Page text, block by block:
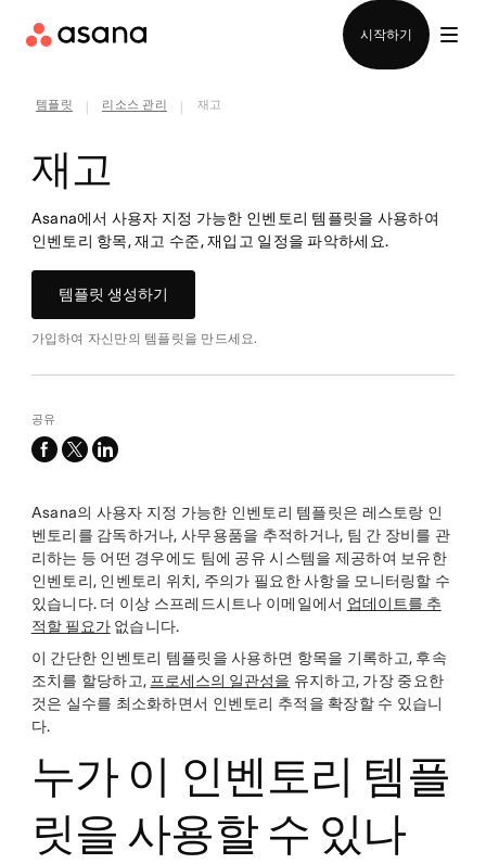
시작하기
템플릿 리소스 관리 재고
재고
Asana에서 사용자 지정 가능한 인벤토리 템플릿을 사용하여
인벤토리 항목, 재고 수준, 재입고 일정을 파악하세요.
템플릿 생성하기
가입하여 자신만의 템플릿을 만드세요.
공유
facebook
x-
linkedin
Asana의 사용자 지정 가능한 인벤토리 템플릿은 레스토랑 인
벤토리를 감독하거나, 사무용품을 추적하거나, 팀 간 장비를 관
리하는 등 어떤 경우에도 팀에 공유 시스템을 제공하여 보유한
인벤토리, 인벤토리 위치, 주의가 필요한 사항을 모니터링할 수
있습니다. 더 이상 스프레드시트나 이메일에서 업데이트를 추
적할 필요가없습니다.
이 간단한 인벤토리 템플릿을 사용하면 항목을 기록하고, 후속
조치를 할당하고, 프로세스의 일관성을 유지하고, 가장 중요한
것은 실수를 최소화하면서 인벤토리 추적을 확장할 수 있습니
다.
누가 이 인벤토리 템플
릿을 사용할 수 있나